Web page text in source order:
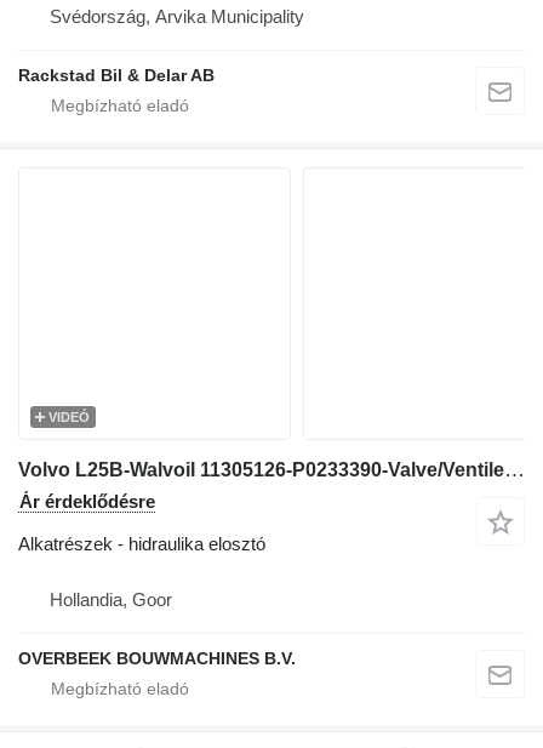
Svédország, Arvika Municipality
Rackstad Bil & Delar AB
VIDEÓ
Volvo L25B-Walvoil 11305126-P0233390-Valve/Ventile hidraulika elosztó kerekes rakodó-hoz
Ár érdeklődésre
Alkatrészek - hidraulika elosztó
Hollandia, Goor
OVERBEEK BOUWMACHINES B.V.